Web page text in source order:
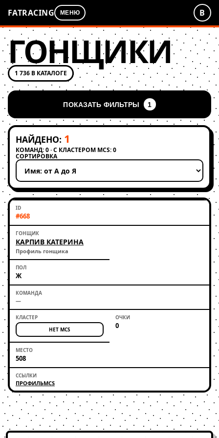
FATRACING МЕНЮ В
ГОНЩИКИ
1 736 В КАТАЛОГЕ
ПОКАЗАТЬ ФИЛЬТРЫ 1
НАЙДЕНО: 1
КОМАНД: 0 · С КЛАСТЕРОМ MCS: 0
СОРТИРОВКА
Применить сортировку
#668
КАРПИВ КАТЕРИНА
Профиль гонщика
Ж
—
НЕТ MCS 0
508
ПРОФИЛЬMCS